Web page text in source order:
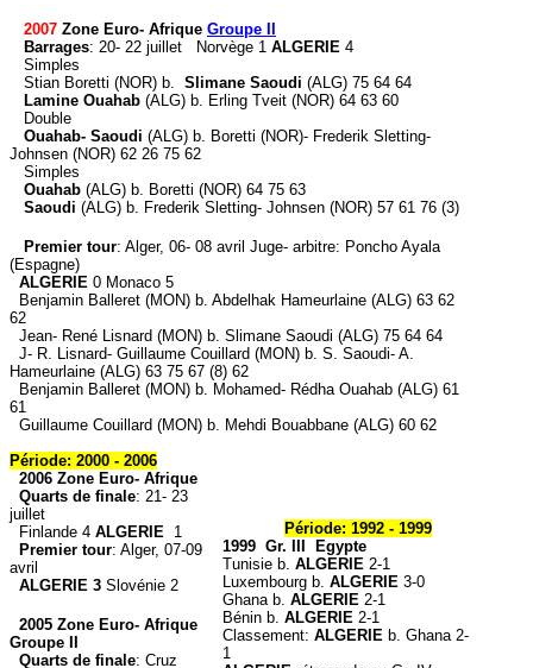
2007 Zone Euro- Afrique Groupe II
Barrages: 20- 22 juillet Norvège 1 ALGERIE 4
Simples
Stian Boretti (NOR) b. Slimane Saoudi (ALG) 75 64 64
Lamine Ouahab (ALG) b. Erling Tveit (NOR) 64 63 60
Double
Ouahab- Saoudi (ALG) b. Boretti (NOR)- Frederik Sletting-
Johnsen (NOR) 62 26 75 62
Simples
Ouahab (ALG) b. Boretti (NOR) 64 75 63
Saoudi (ALG) b. Frederik Sletting- Johnsen (NOR) 57 61 76 (3)
Premier tour: Alger, 06- 08 avril Juge- arbitre: Poncho Ayala
(Espagne)
ALGERIE 0 Monaco 5
Benjamin Balleret (MON) b. Abdelhak Hameurlaine (ALG) 63 62
62
Jean- René Lisnard (MON) b. Slimane Saoudi (ALG) 75 64 64
J- R. Lisnard- Guillaume Couillard (MON) b. S. Saoudi- A.
Hameurlaine (ALG) 63 75 67 (8) 62
Benjamin Balleret (MON) b. Mohamed- Rédha Ouahab (ALG) 61
61
Guillaume Couillard (MON) b. Mehdi Bouabbane (ALG) 60 62
Période: 2000 - 2006
2006 Zone Euro- Afrique
Quarts de finale: 21- 23
juillet
Finlande 4 ALGERIE 1
Premier tour: Alger, 07-09
avril
ALGERIE 3 Slovénie 2
2005 Zone Euro- Afrique
Groupe II
Quarts de finale: Cruz
Période: 1992 - 1999
1999 Gr. III Egypte
Tunisie b. ALGERIE 2-1
Luxembourg b. ALGERIE 3-0
Ghana b. ALGERIE 2-1
Bénin b. ALGERIE 2-1
Classement: ALGERIE b. Ghana 2-
1